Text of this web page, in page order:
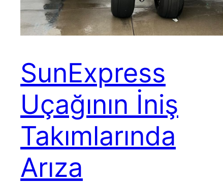
SunExpress
Uçağının İniş
Takımlarında
Arıza